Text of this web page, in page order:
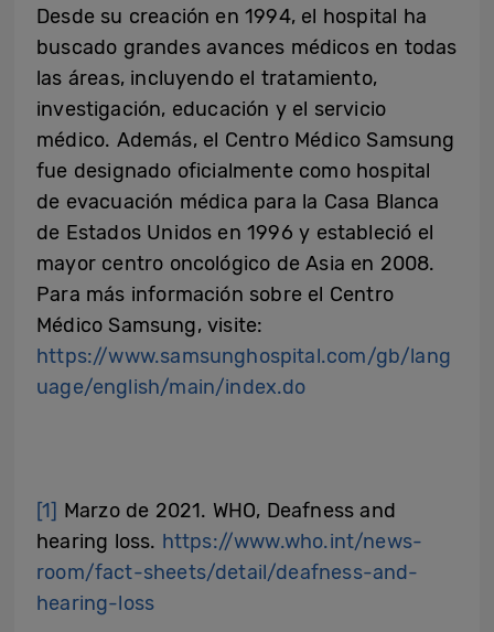
Desde su creación en 1994, el hospital ha
buscado grandes avances médicos en todas
las áreas, incluyendo el tratamiento,
investigación, educación y el servicio
médico. Además, el Centro Médico Samsung
fue designado oficialmente como hospital
de evacuación médica para la Casa Blanca
de Estados Unidos en 1996 y estableció el
mayor centro oncológico de Asia en 2008.
Para más información sobre el Centro
Médico Samsung, visite:
https://www.samsunghospital.com/gb/lang
uage/english/main/index.do
[1] Marzo de 2021. WHO, Deafness and
hearing loss. https://www.who.int/news-
room/fact-sheets/detail/deafness-and-
hearing-loss